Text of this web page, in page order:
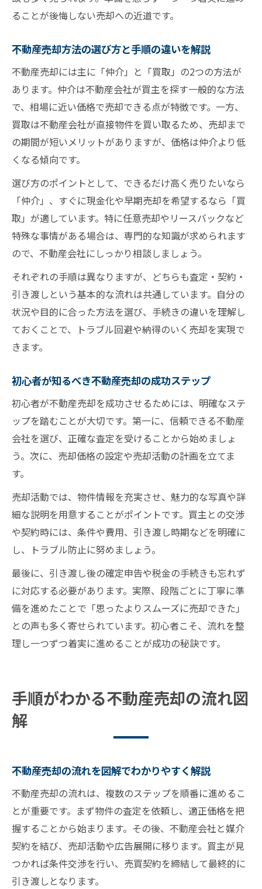
ることが後悔しない売却への近道です。
不動産売却方法の選び方と手順の違いを解説
不動産売却には主に「仲介」と「買取」の2つの方法が
あります。仲介は不動産会社が買主を探す一般的な方法
で、相場に近い価格で売却できる点が特徴です。一方、
買取は不動産会社が直接物件を買い取るため、売却まで
の期間が短いメリットがありますが、価格は仲介より低
くなる傾向です。
選び方のポイントとして、できるだけ高く売りたいなら
「仲介」、すぐに現金化や早期売却を希望するなら「買
取」が適しています。特に任意売却やリースバックなど
特殊な事情がある場合は、専門的な知識が求められます
ので、不動産会社にしっかり相談しましょう。
それぞれの手順は異なりますが、どちらも査定・契約・
引き渡しという基本的な流れは共通しています。自分の
状況や目的に合った方法を選び、手続きの違いを理解し
ておくことで、トラブル回避や納得のいく売却を実現で
きます。
初心者が知るべき不動産売却の成功ステップ
初心者が不動産売却を成功させるためには、明確なステ
ップを踏むことが大切です。第一に、信頼できる不動産
会社を選び、正確な査定を受けることから始めましょ
う。次に、売却価格の設定や売却活動の計画を立てま
す。
売却活動では、物件情報を充実させ、魅力的な写真や詳
細な説明を用意することがポイントです。買主との交渉
や契約時には、条件や費用、引き渡し時期などを明確に
し、トラブル防止に努めましょう。
最後に、引き渡し後の確定申告や税金の手続きも忘れず
に対応する必要があります。実際、段階ごとに丁寧に準
備を進めたことで「思ったよりスムーズに売却できた」
との声も多く寄せられています。初心者こそ、流れを整
理し一つずつ着実に進めることが成功の秘訣です。
手順がわかる不動産売却の流れ図
解
不動産売却の流れを図解でわかりやすく解説
不動産売却の流れは、複数のステップを順番に進めるこ
とが重要です。まず物件の査定を依頼し、適正価格を把
握することから始まります。その後、不動産会社と媒介
契約を結び、売却活動や広告展開に移ります。買主が見
つかれば条件交渉を行い、売買契約を締結して最終的に
引き渡しとなります。